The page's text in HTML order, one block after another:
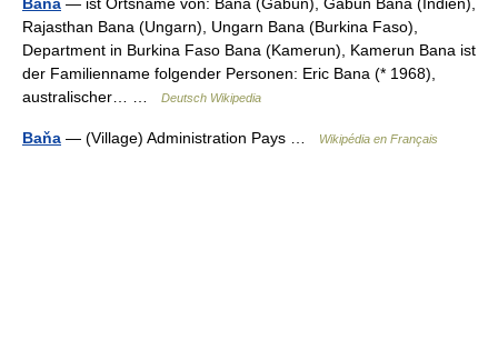
Rajasthan Bana (Ungarn), Ungarn Bana (Burkina Faso),
Department in Burkina Faso Bana (Kamerun), Kamerun Bana ist
der Familienname folgender Personen: Eric Bana (* 1968),
australischer… …
Deutsch Wikipedia
Baňa — (Village) Administration Pays … Wikipédia en Français